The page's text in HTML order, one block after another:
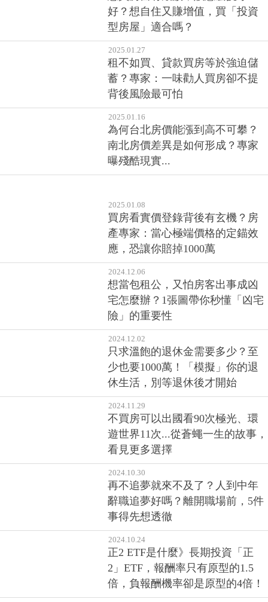
租不如買、貸款買房等於強迫儲
蓄？專家：一味勸人買房卻不提
背後風險最可怕
2025.01.16
為何台北房價能漲到高不可攀？
南北房價差異是如何形成？專家
曝殘酷現實...
2025.01.08
買房看實價登錄背後有玄機？房
產專家：當心極端價格的定錨效
2024.12.06
想當包租公，又怕房客出事成凶
宅怎麼辦？1張圖帶你秒懂「凶宅
險」的重要性
2024.12.02
只求溫飽的退休金需要多少？至
少也要1000萬！「模擬」你的退
休生活，別等退休後才開始
2024.11.29
不買房可以出國看90次極光、環
遊世界11次...從蒼蠅一生的故事，
看見更多選擇
2024.10.30
再不追夢就來不及了？人到中年
辭職追夢好嗎？離開職場前，5件
事得先想透徹
2024.10.24
正2 ETF是什麼》長期投資「正
2」ETF，報酬率只有原型的1.5
倍，負報酬機率卻是原型的4倍！
2024.02.01
曾是外商公司主管，45歲從職場
退休，寫給上班族的一封信：不
要把工作當全部、不要玩弄權術